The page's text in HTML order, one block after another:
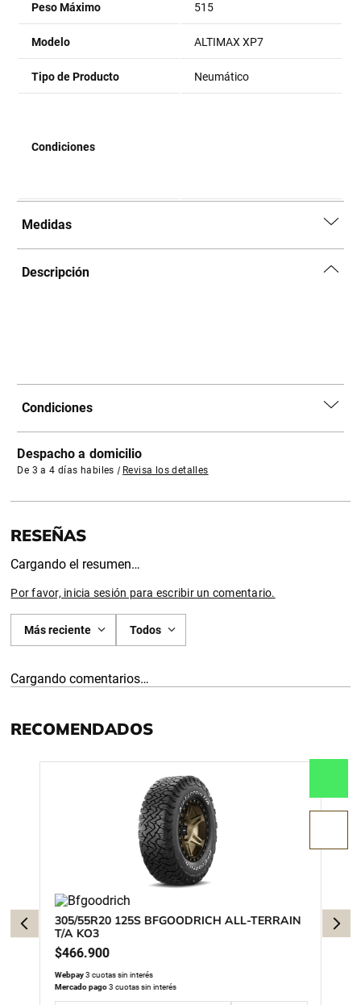
Peso Máximo 515
Modelo ALTIMAX XP7
Tipo de Producto Neumático
Condiciones
Medidas
Descripción
Condiciones
Despacho a domicilio
De 3 a 4 días habiles | Revisa los detalles
Cargando el resumen…
Por favor, inicia sesión para escribir un comentario.
Más reciente Todos
Cargando comentarios…
RECOMENDADOS
305/55R20 125S BFGOODRICH ALL-TERRAIN
T/A KO3
$466.900
Webpay3 cuotas sin interés
Mercado pago3 cuotas sin interés